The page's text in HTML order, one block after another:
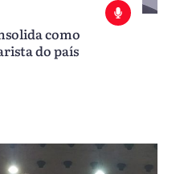
como
do país